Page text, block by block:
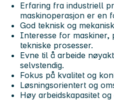
Erfaring fra industriell
maskinoperasjon er en
God teknisk og
Interesse for maskiner,
tekniske prosesser.
Evne til å arbeide
selvstendig.
Fokus på kvalitet og
Løsningsorientert og
Høy arbeidskapasitet